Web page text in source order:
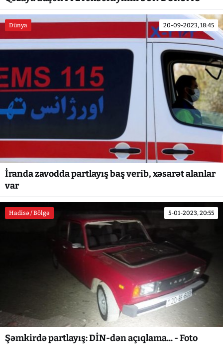
Dünya 20-09-2023, 18:45
İranda zavodda partlayış baş verib, xəsarət alanlar
var
Hadisə / Bölgə 5-01-2023, 20:55
Şəmkirdə partlayış: DİN-dən açıqlama... - Foto